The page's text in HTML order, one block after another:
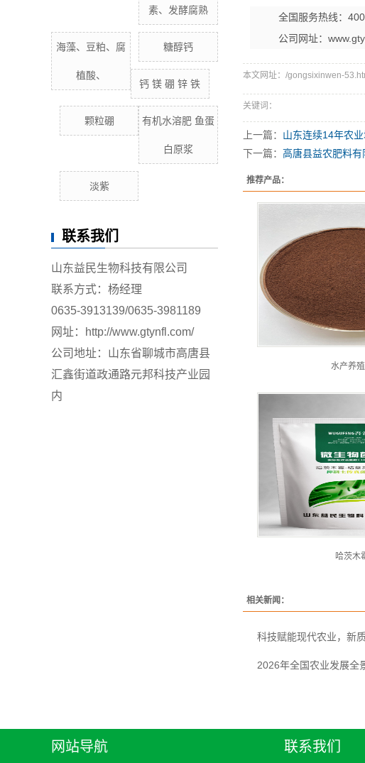
素、发酵腐熟
海藻、豆粕、腐
植酸、
糖醇钙
钙 镁 硼 锌 铁
颗粒硼 有机水溶肥 鱼蛋
白原浆
淡紫
联系我们
山东益民生物科技有限公司
联系方式：杨经理
0635-3913139/0635-3981189
网址：http://www.gtynfl.com/
公司地址：山东省聊城市高唐县
汇鑫街道政通路元邦科技产业园
内
全国服务热线：
公司网址：
本文网址：/gongsixinwen-
关键词：
上一篇： 山东连续14年农
下一篇： 高唐县益农肥料
推荐产品：
水产养
哈茨木
相关新闻：
科技赋能现代农业，新
2026年全国农业发展全
网站导航 联系我们